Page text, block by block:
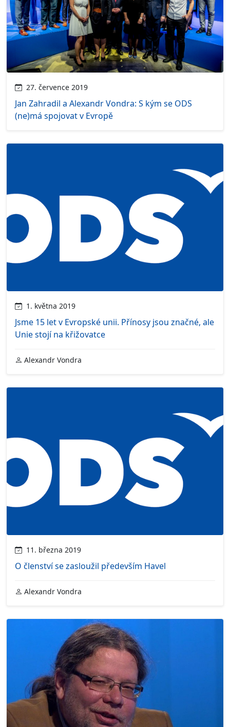
27. července 2019
Jan Zahradil a Alexandr Vondra: S kým se ODS
(ne)má spojovat v Evropě
1. května 2019
Jsme 15 let v Evropské unii. Přínosy jsou značné, ale
Unie stojí na křižovatce
Alexandr Vondra
11. března 2019
O členství se zasloužil především Havel
Alexandr Vondra